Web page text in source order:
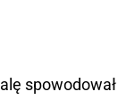
spowodował